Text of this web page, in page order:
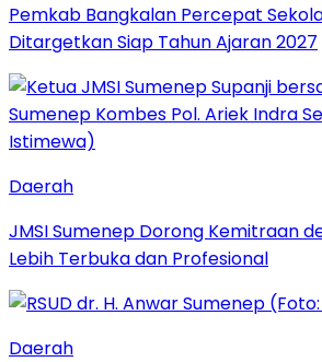
Pemkab Bangkalan Percepat
Ditargetkan Siap Tahun Ajaran 2027
Daerah
JMSI Sumenep Dorong Kemitraan
Lebih Terbuka dan Profesional
Daerah